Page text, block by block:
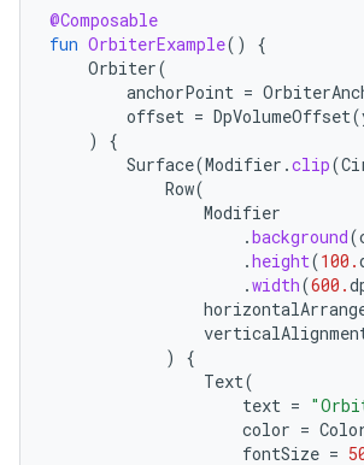
@Composable
fun OrbiterExample()
{
Orbiter(
anchorPoint =
offset = DpVolumeOffset(
)
{
Surface(Modifier .clip(
Row(
Modifier
.background(
.height(100.
.width(600.
)
{
Text(
text =
color =
fontSize =